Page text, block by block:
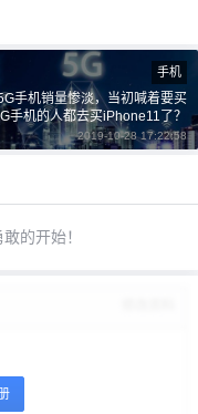
手机
手机销量惨淡，当初喊着要买
手机的人都去买iPhone11了？
2019-10-28 17:22:58
的开始！